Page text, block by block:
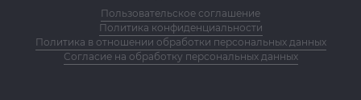
Пользовательское соглашение
Политика конфиденциальности
Политика в отношении обработки персональных данных
Согласие на обработку персональных данных